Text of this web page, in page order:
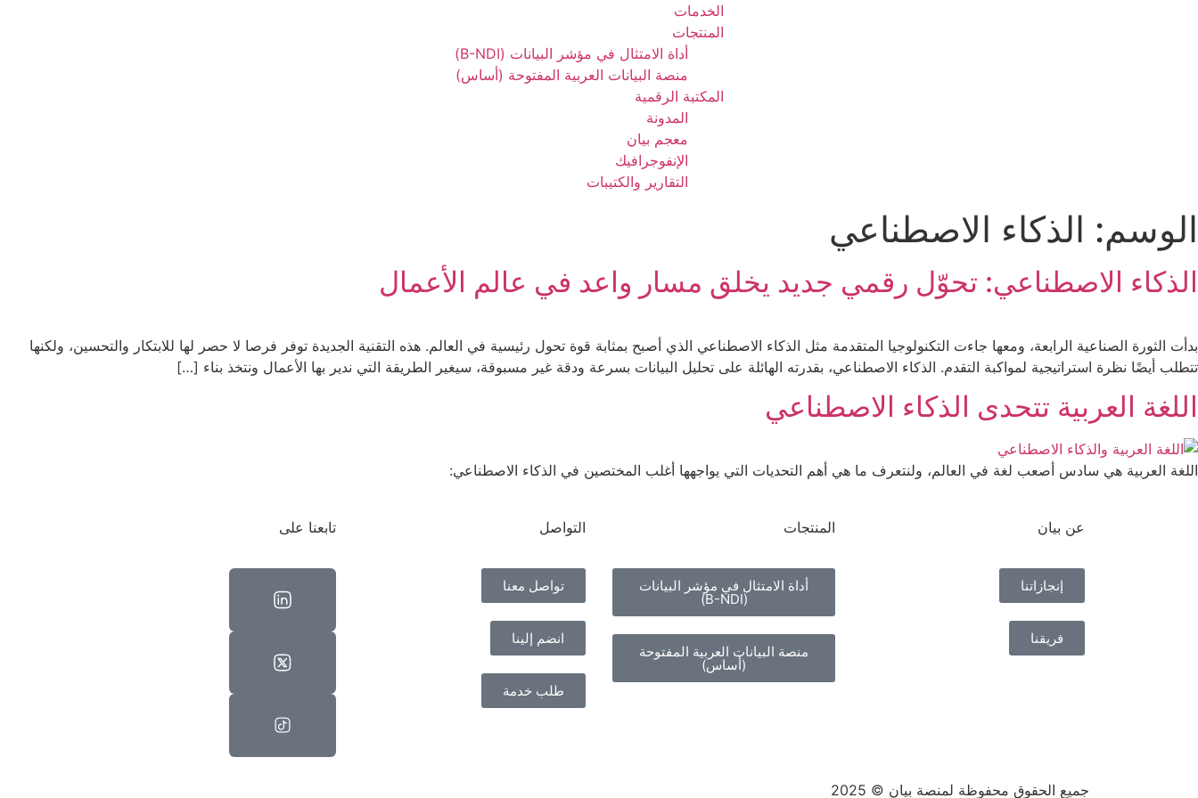
الخدمات
المنتجات
أداة الامتثال في مؤشر البيانات (B-NDI)
منصة البيانات العربية المفتوحة (أساس)
المكتبة الرقمية
المدونة
معجم بيان
الإنفوجرافيك
التقارير والكتيبات
الوسم: الذكاء الاصطناعي
الذكاء الاصطناعي: تحوّل رقمي جديد يخلق مسار واعد في عالم الأعمال
بدأت الثورة الصناعية الرابعة، ومعها جاءت التكنولوجيا المتقدمة مثل الذكاء الاصطناعي الذي أصبح بمثابة قوة تحول رئيسية في العالم. هذه التقنية الجديدة توفر فرصا لا حصر لها للابتكار والتحسين، ولكنها
تتطلب أيضًا نظرة استراتيجية لمواكبة التقدم. الذكاء الاصطناعي، بقدرته الهائلة على تحليل البيانات بسرعة ودقة غير مسبوقة، سيغير الطريقة التي ندير بها الأعمال ونتخذ بناء […]
اللغة العربية تتحدى الذكاء الاصطناعي
اللغة العربية هي سادس أصعب لغة في العالم، ولنتعرف ما هي أهم التحديات التي يواجهها أغلب المختصين في الذكاء الاصطناعي:
عن بيان
إنجازاتنا
فريقنا
المنتجات
أداة الامتثال في مؤشر البيانات
(B-NDI)
منصة البيانات العربية المفتوحة
(أساس)
التواصل
تواصل معنا
انضم إلينا
طلب خدمة
تابعنا على
جميع الحقوق محفوظة لمنصة بيان © 2025